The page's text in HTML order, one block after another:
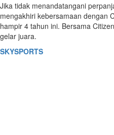
Jika tidak menandatangani
mengakhiri kebersamaan dengan
hampir 4 tahun ini. Bersama
gelar juara.
SKYSPORTS